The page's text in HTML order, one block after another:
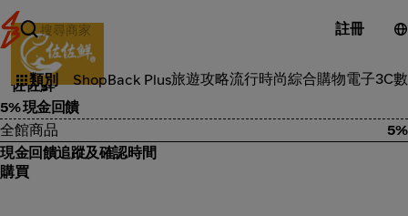
註冊
類別 ShopBack Plus旅遊攻略流行時尚綜合購物電子3C
食品雜貨
佐佐鮮
5% 現金回饋
全館商品
5%
現金回饋追蹤及確認時間
購買